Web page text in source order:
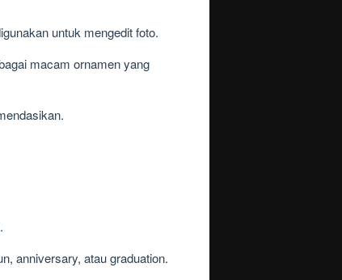
untuk mengedit foto.
macam ornamen yang
anniversary, atau graduation.